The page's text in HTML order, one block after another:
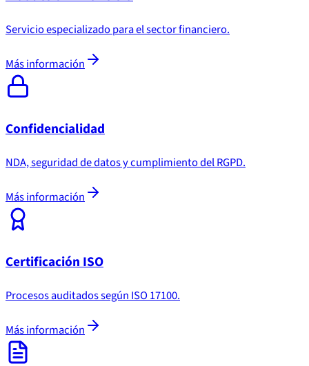
Servicio especializado para el sector financiero.
Más información
Confidencialidad
NDA, seguridad de datos y cumplimiento del RGPD.
Más información
Certificación ISO
Procesos auditados según ISO 17100.
Más información